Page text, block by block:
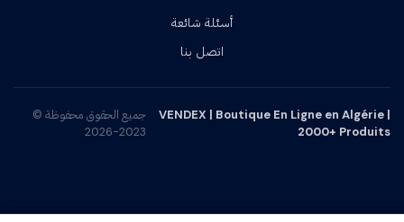
أسئلة شائعة
اتصل بنا
VENDEX | Boutique En Ligne en Algérie |
2000+ Produits
جميع الحقوق محفوظة ©
2023-2026